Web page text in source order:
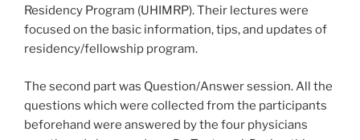
Residency Program (UHIMRP). Their lectures were
focused on the basic information, tips, and updates of
residency/fellowship program.
The second part was Question/Answer session. All the
questions which were collected from the participants
beforehand were answered by the four physicians